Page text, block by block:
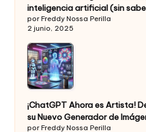
inteligencia artificial (sin
por Freddy Nossa Perilla
2 junio, 2025
¡ChatGPT Ahora es Artista!
su Nuevo Generador de
por Freddy Nossa Perilla